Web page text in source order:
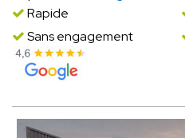
Rapide
Sans engagement